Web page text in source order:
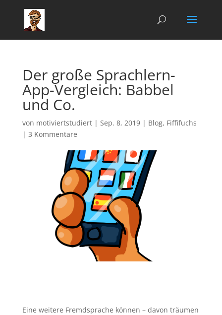
Der große Sprachlern-
App-Vergleich: Babbel
und Co.
von motiviertstudiert| Sep. 8, 2019| Blog, Fiffifuchs
| 3 Kommentare
Eine weitere Fremdsprache können – davon träumen